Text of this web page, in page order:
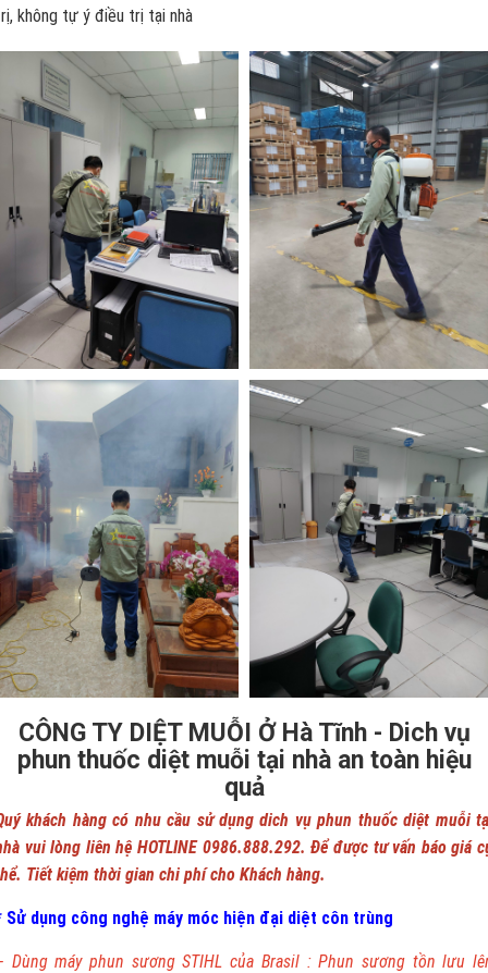
không tự ý điều trị tại nhà
CÔNG TY DIỆT MUỖI Ở Hà Tĩnh - Dich vụ
phun thuốc diệt muỗi tại nhà an toàn hiệu
quả
khách hàng có nhu cầu sử dụng dich vụ phun thuốc diệt muỗi
vui lòng liên hệ HOTLINE 0986.888.292. Để được tư vấn báo giá
Tiết kiệm thời gian chi phí cho Khách hàng.
Sử dụng công nghệ máy móc hiện đại diệt côn trùng
Dùng máy phun sương STIHL của Brasil : Phun sương tồn lưu